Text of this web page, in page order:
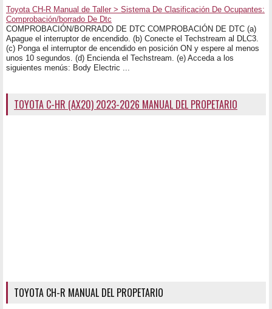
Toyota CH-R Manual de Taller > Sistema De Clasificación De Ocupantes:
Comprobación/borrado De Dtc
COMPROBACIÓN/BORRADO DE DTC COMPROBACIÓN DE DTC (a)
Apague el interruptor de encendido. (b) Conecte el Techstream al DLC3.
(c) Ponga el interruptor de encendido en posición ON y espere al menos
unos 10 segundos. (d) Encienda el Techstream. (e) Acceda a los
siguientes menús: Body Electric ...
TOYOTA C-HR (AX20) 2023-2026 MANUAL DEL PROPETARIO
TOYOTA CH-R MANUAL DEL PROPETARIO